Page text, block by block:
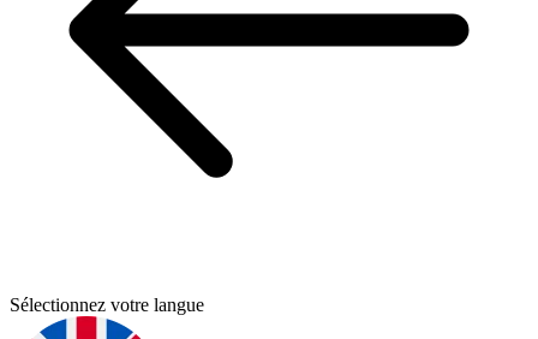
Sélectionnez votre langue